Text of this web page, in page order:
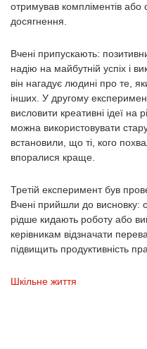
отримував компліментів або
досягнення.
Вчені припускають:
надію на майбутній успіх і
він нагадує людині про те,
інших. У другому
висловити креативні ідеї на
можна використовувати
встановили, що ті, кого
впоралися краще.
Третій експеримент був
Вчені прийшли до висновку:
рідше кидають роботу або
керівникам відзначати
підвищить продуктивність
Шкільне життя